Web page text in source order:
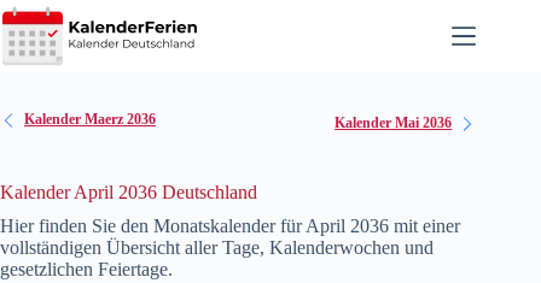
Zum
Inhalt
springen
Kalender Maerz 2036 Kalender Mai 2036
Kalender April 2036 Deutschland
Hier finden Sie den Monatskalender für April 2036 mit einer
vollständigen Übersicht aller Tage, Kalenderwochen und
gesetzlichen Feiertage.